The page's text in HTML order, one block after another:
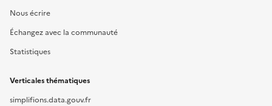
Nous écrire
Échangez avec la communauté
Statistiques
Verticales thématiques
simplifions.data.gouv.fr